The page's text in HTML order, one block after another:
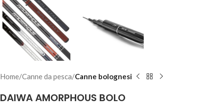
Home Canne da pesca Canne bolognesi
DAIWA AMORPHOUS BOLO